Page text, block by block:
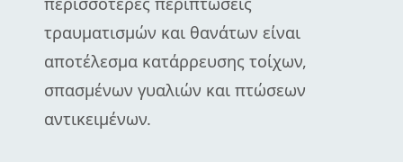
τραυματισμών και θανάτων είναι
αποτέλεσμα κατάρρευσης τοίχων,
σπασμένων γυαλιών και πτώσεων
αντικειμένων.